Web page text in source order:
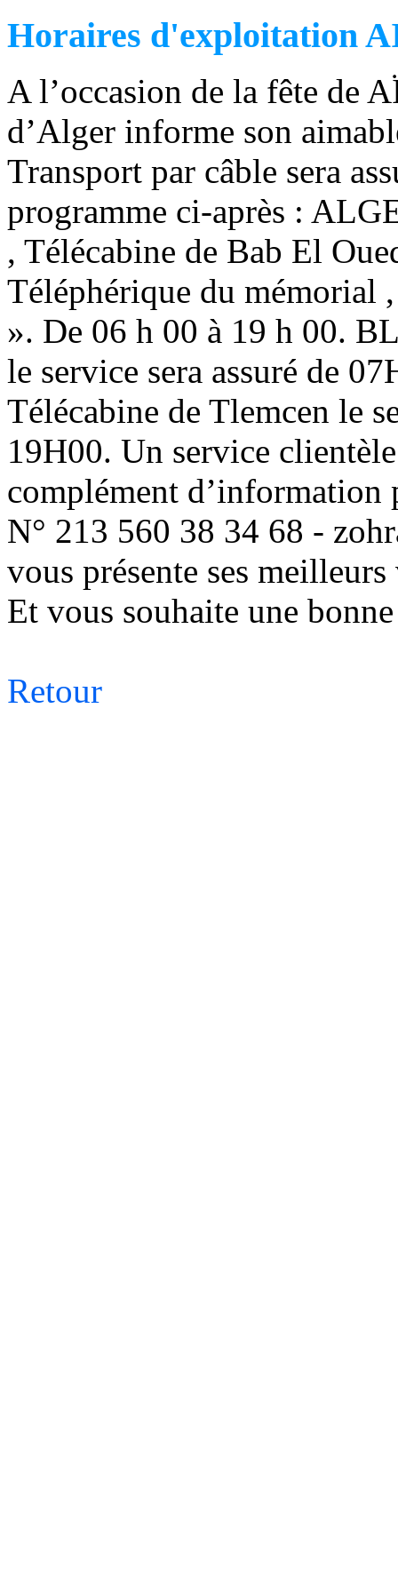
Horaires d'exploitation
A l’occasion de la fête de
d’Alger informe son
Transport par câble sera
programme ci-après :
, Télécabine de Bab El
Téléphérique du mémorial
». De 06 h 00 à 19 h 00.
le service sera assuré de
Télécabine de Tlemcen le
19H00. Un service
complément d’information
N° 213 560 38 34 68 -
vous présente ses
Et vous souhaite une
Retour